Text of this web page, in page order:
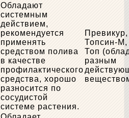
Обладают
системным
действием,
рекомендуется
применять
средством полива
в качестве
профилактического
средства, хорошо
разносится по
сосудистой
системе растения.
Превикур,
Топсин-М,
Топ
разным